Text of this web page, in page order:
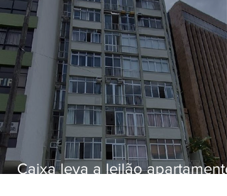
Caixa leva a leilão apartamento